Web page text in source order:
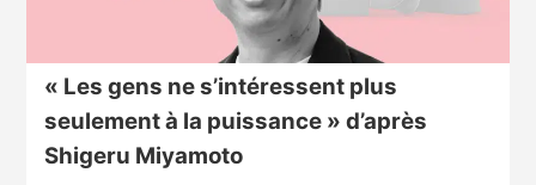
« Les gens ne s’intéressent plus
seulement à la puissance » d’après
Shigeru Miyamoto